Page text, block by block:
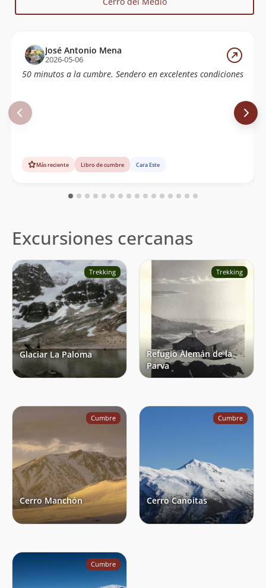
José Antonio Mena
2026-05-06
50 minutos a la cumbre. Sendero en excelentes condiciones
Más reciente Libro de cumbre Cara Este
Excursiones cercanas
Trekking
Glaciar La Paloma
Trekking
Refugio Alemán de la
Parva
Cumbre
Cerro Manchón
Cumbre
Cerro Canoitas
Cumbre